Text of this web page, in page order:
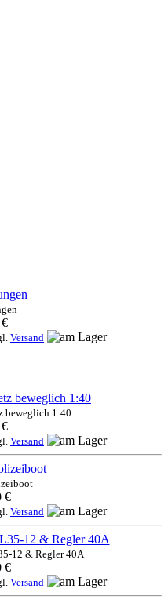
Versand
beweglich 1:40
Versand
€
Versand
12 & Regler 40A
€
Versand